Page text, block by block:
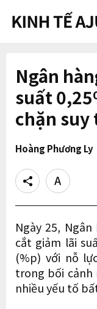
Ngân
suất
chặn
Hoàng Phương Ly
Share
Text
size
Ngày 25,
cắt giảm lãi
(%p) với nỗ
trong bối cảnh
nhiều yếu tố